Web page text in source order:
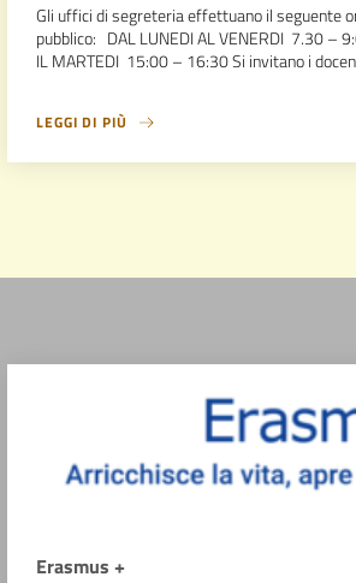
Gli uffici di segreteria effettuano il seguente
pubblico: DAL LUNEDI AL VENERDI 7.30
IL MARTEDI 15:00 – 16:30 Si invitano i
LEGGI DI PIÙ
Erasmus +